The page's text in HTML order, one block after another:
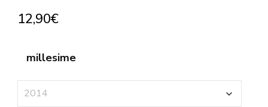
12,90€
millesime